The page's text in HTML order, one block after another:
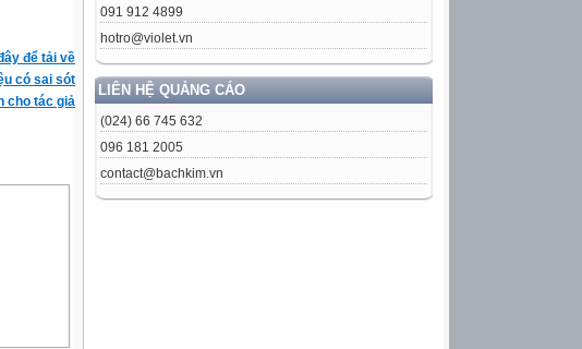
091 912 4899
hotro@violet.vn
LIÊN HỆ QUẢNG CÁO
(024) 66 745 632
096 181 2005
contact@bachkim.vn
để tải về
có sai sót
cho tác giả